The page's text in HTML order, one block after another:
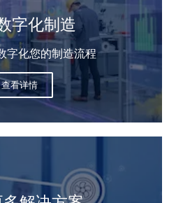
字化制造​
字化您的制造流程
查看详情